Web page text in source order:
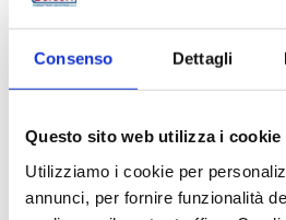
Consenso Dettagli
Questo sito web utilizza i cookie
Utilizziamo i cookie per
annunci, per fornire funzionalità
67G02014P G 1
67G02014X G 1
Descrizione